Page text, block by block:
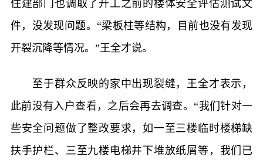
住建部门也调取了开工之前的楼体安全评估测试文
件，没发现问题。“梁板柱等结构，目前也没有发现
开裂沉降等情况。”王全才说。
至于群众反映的家中出现裂缝，王全才表示，
此前没有入户查看，之后会再去调查。“我们针对一
些安全问题做了整改要求，如一至三楼临时楼梯缺
扶手护栏、三至九楼电梯井下堆放纸屑等，我们已